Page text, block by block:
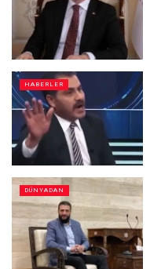
HABERLER
DÜNYADAN